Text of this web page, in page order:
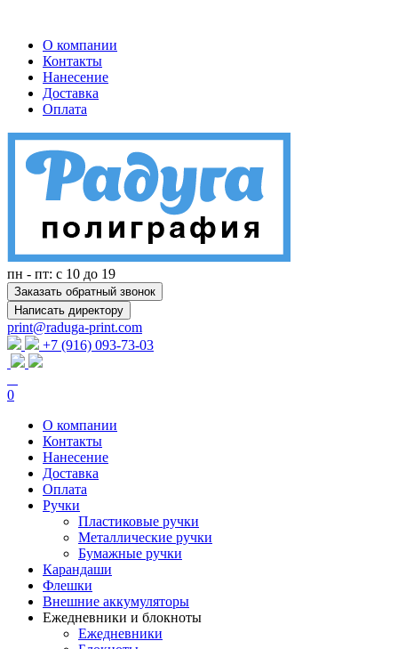
О компании
Контакты
Нанесение
Доставка
Оплата
пн - пт: с 10 до 19
Заказать обратный звонок
Написать директору
print@raduga-print.com
+7 (916) 093-73-03
0
О компании
Контакты
Нанесение
Доставка
Оплата
Ручки
Пластиковые ручки
Металлические ручки
Бумажные ручки
Карандаши
Флешки
Внешние аккумуляторы
Ежедневники и блокноты
Ежедневники